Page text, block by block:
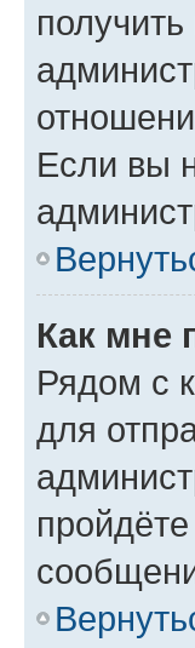
Если вы
Как мне
Рядом с
для